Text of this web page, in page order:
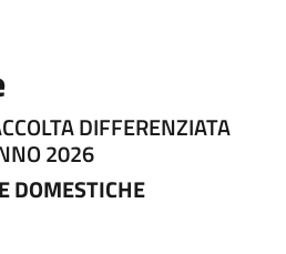
DIFFERENZIATA
2026
DOMESTICHE